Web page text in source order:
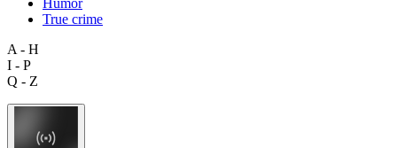
True crime
A - H
I - P
Q - Z